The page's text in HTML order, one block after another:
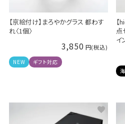
【京絵付け】まろやかグラス 都わす
れ〈1個〉
3,850
NEW ギフト対応
【
点
イ